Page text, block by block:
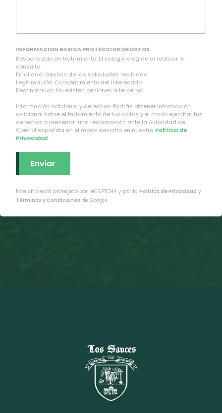
INFORMACION BASICA PROTECCION DE DATOS
Responsable de tratamiento: El colegio elegido al realizar la
consulta.
Finalidad: Gestión de las solicitudes recibidas.
Legitimación: Consentimiento del interesado.
Destinatarios: No existen cesiones a terceros.
Información adicional y derechos: Podrás obtener información
adicional sobre el tratamiento de tus datos y el modo ejercitar tus
derechos o presentar una reclamación ante la Autoridad de
Control española en el modo descrito en nuestra Política de
Privacidad.
Este sitio está protegido por reCAPTCHA y por la Política de Privacidad y
Términos y Condiciones de Google.